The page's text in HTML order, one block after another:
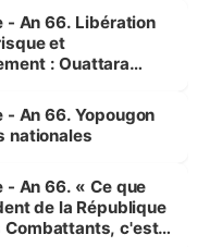
- An 66. Libération
et
: Ouattara
pour préserver les
»
- An 66. Yopougon
nationales
- An 66. « Ce que
de la République
Combattants, c'est